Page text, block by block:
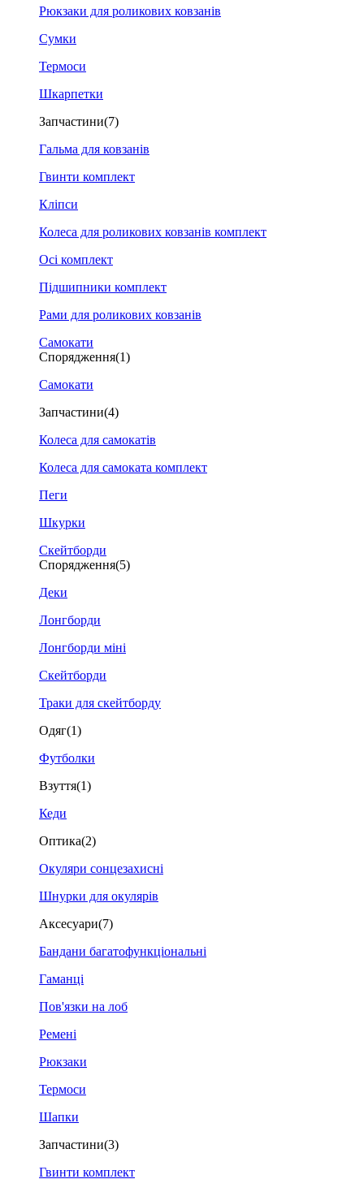
Рюкзаки для роликових ковзанів
Сумки
Термоси
Шкарпетки
Запчастини(7)
Гальма для ковзанів
Гвинти комплект
Кліпси
Колеса для роликових ковзанів комплект
Осі комплект
Підшипники комплект
Рами для роликових ковзанів
Самокати
Спорядження(1)
Самокати
Запчастини(4)
Колеса для самокатів
Колеса для самоката комплект
Пеги
Шкурки
Скейтборди
Спорядження(5)
Деки
Лонгборди
Лонгборди міні
Скейтборди
Траки для скейтборду
Одяг(1)
Футболки
Взуття(1)
Кеди
Оптика(2)
Окуляри сонцезахисні
Шнурки для окулярів
Аксесуари(7)
Бандани багатофункціональні
Гаманці
Пов'язки на лоб
Ремені
Рюкзаки
Термоси
Шапки
Запчастини(3)
Гвинти комплект